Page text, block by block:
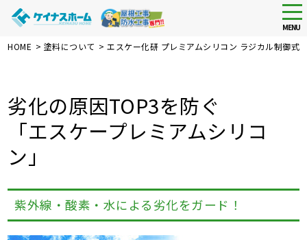
Skip
MENU
HOME > 塗料について >エスケー化研 プレミアムシリコン ラジカル制御式
劣化の原因TOP3を防ぐ
「エスケープレミアムシリコ
ン」
紫外線・酸素・水による劣化をガード！